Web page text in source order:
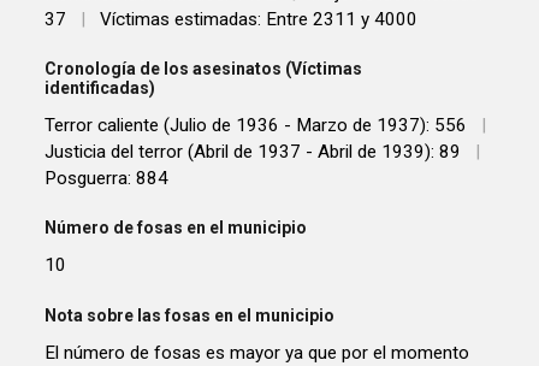
37
| Víctimas estimadas: Entre 2311 y 4000
Cronología de los asesinatos (Víctimas
identificadas)
Terror caliente (Julio de 1936 - Marzo de 1937): 556
|
Justicia del terror (Abril de 1937 - Abril de 1939): 89
|
Posguerra: 884
Número de fosas en el municipio
10
Nota sobre las fosas en el municipio
El número de fosas es mayor ya que por el momento